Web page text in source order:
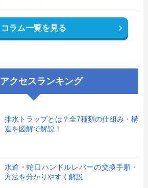
コラム一覧を見る
アクセスランキング
排水トラップとは？全7種類の仕組み・構
造を図解で解説！
水道・蛇口ハンドルレバーの交換手順・
方法を分かりやすく解説